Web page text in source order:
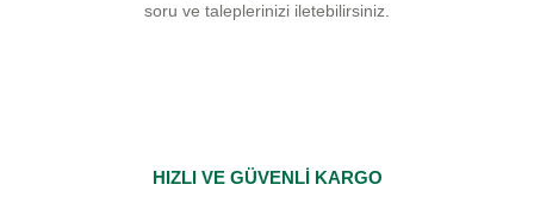
soru ve taleplerinizi iletebilirsiniz.
HIZLI VE GÜVENLİ KARGO